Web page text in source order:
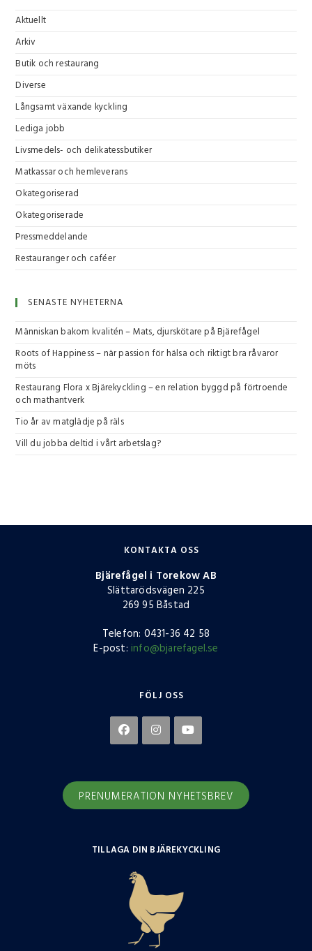
Aktuellt
Arkiv
Butik och restaurang
Diverse
Långsamt växande kyckling
Lediga jobb
Livsmedels- och delikatessbutiker
Matkassar och hemleverans
Okategoriserad
Okategoriserade
Pressmeddelande
Restauranger och caféer
SENASTE NYHETERNA
Människan bakom kvalitén – Mats, djurskötare på Bjärefågel
Roots of Happiness – när passion för hälsa och riktigt bra råvaror
möts
Restaurang Flora x Bjärekyckling – en relation byggd på förtroende
och mathantverk
Tio år av matglädje på räls
Vill du jobba deltid i vårt arbetslag?
KONTAKTA OSS
Bjärefågel i Torekow AB
Slättarödsvägen 225
269 95 Båstad
Telefon: 0431-36 42 58
E-post: info@bjarefagel.se
FÖLJ OSS
PRENUMERATION NYHETSBREV
TILLAGA DIN BJÄREKYCKLING